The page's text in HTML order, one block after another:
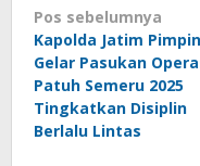
Navigasi
pos
Pos sebelumnya
Kapolda Jatim Pimpin
Gelar Pasukan
Patuh Semeru 2025
Tingkatkan Disiplin
Berlalu Lintas